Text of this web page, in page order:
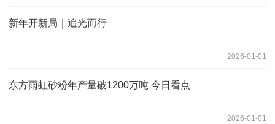
新年开新局｜追光而行
2026-01-01
东方雨虹砂粉年产量破1200万吨 今日看点
2026-01-01